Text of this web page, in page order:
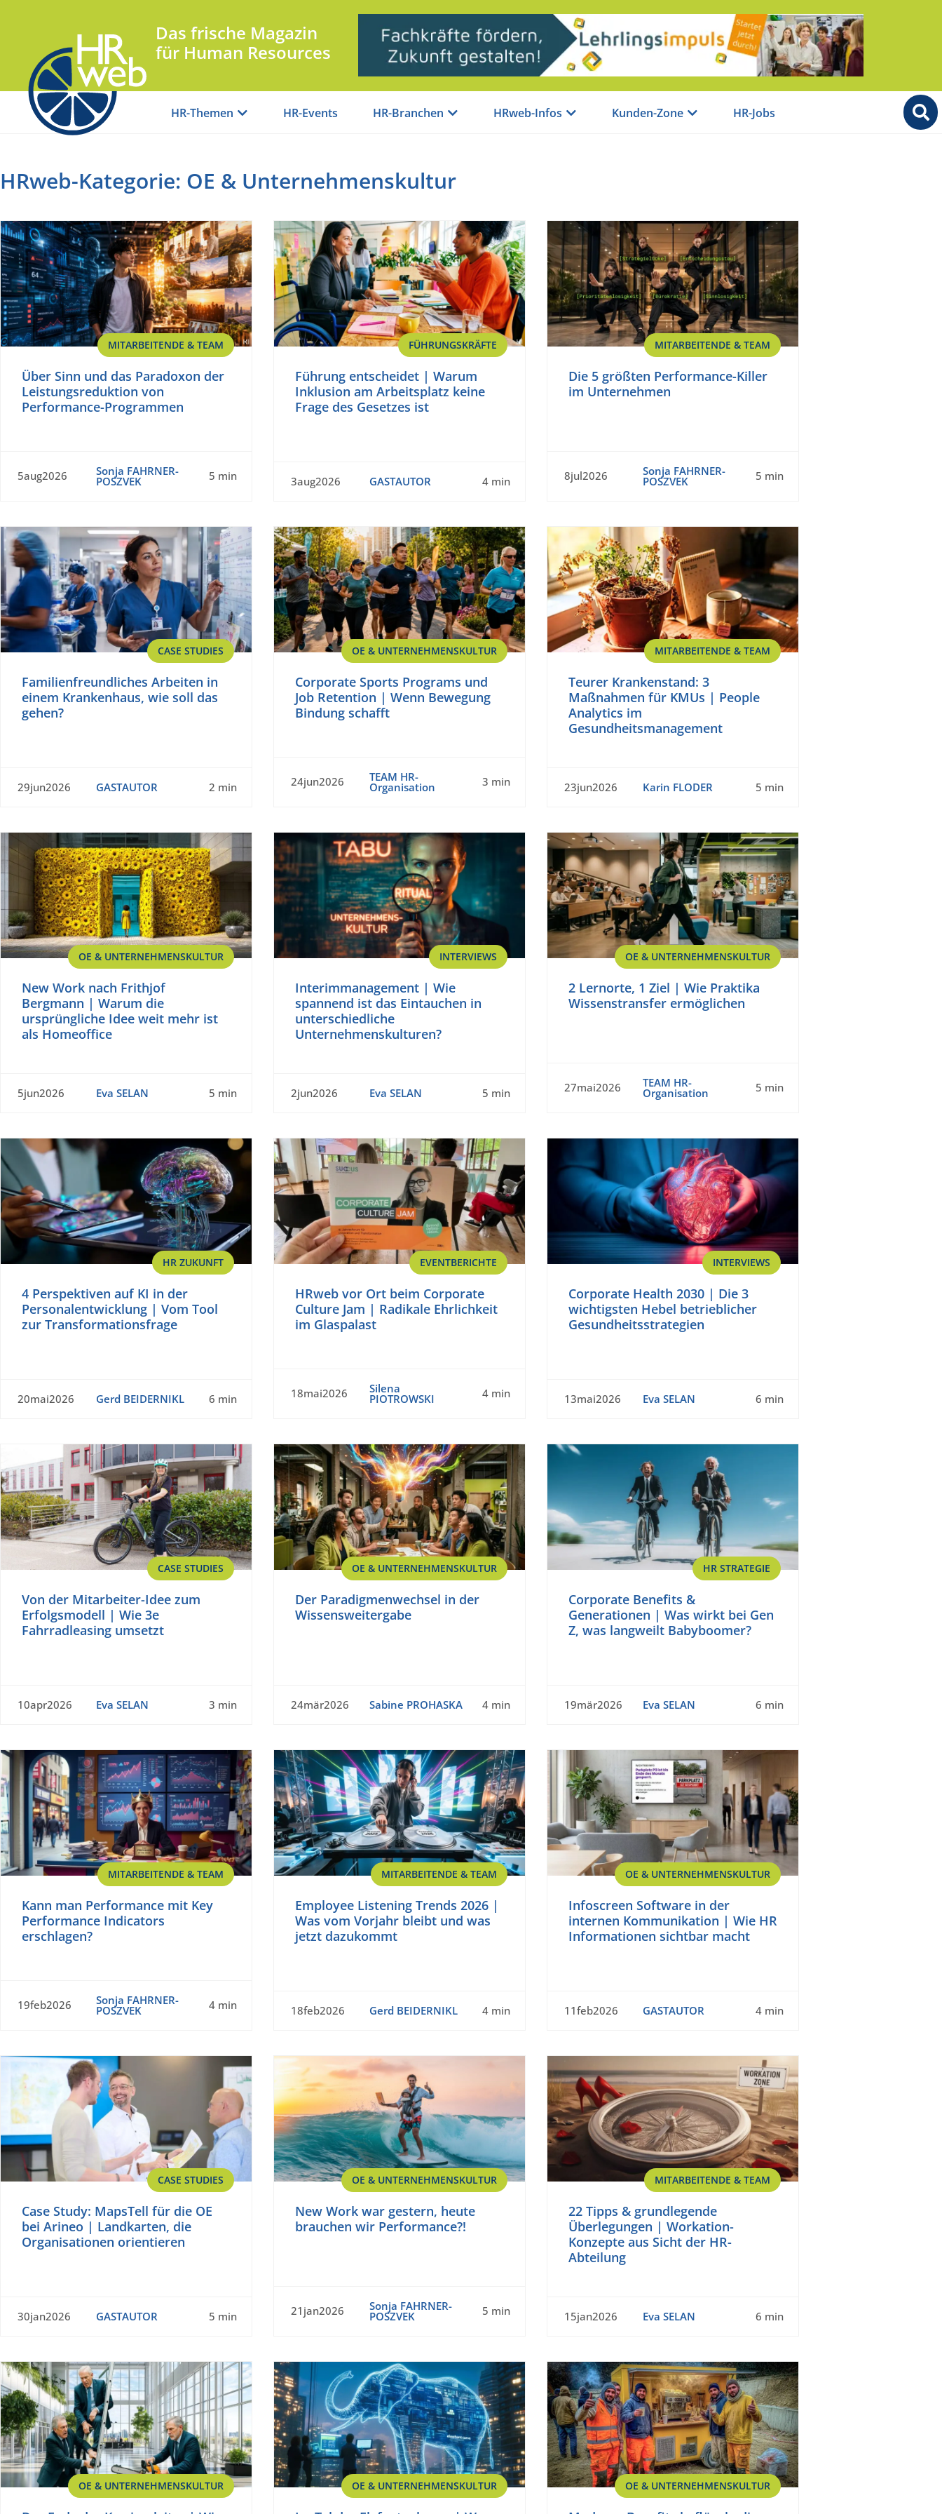
Das frische Magazin
für Human Resources
HR-Themen HR-Events HR-Branchen HRweb-Infos Kunden-Zone HR-Jobs
HRweb-Kategorie: OE & Unternehmenskultur
MITARBEITENDE & TEAM
Über Sinn und das Paradoxon der
Leistungsreduktion von
Performance-Programmen
5aug2026 Sonja FAHRNER-
POSZVEK 5 min
FÜHRUNGSKRÄFTE
Führung entscheidet | Warum
Inklusion am Arbeitsplatz keine
Frage des Gesetzes ist
3aug2026 GASTAUTOR 4 min
MITARBEITENDE & TEAM
Die 5 größten Performance-Killer
im Unternehmen
8jul2026 Sonja FAHRNER-
POSZVEK 5 min
CASE STUDIES
Familienfreundliches Arbeiten in
einem Krankenhaus, wie soll das
gehen?
29jun2026 GASTAUTOR 2 min
OE & UNTERNEHMENSKULTUR
Corporate Sports Programs und
Job Retention | Wenn Bewegung
Bindung schafft
24jun2026 TEAM HR-
Organisation 3 min
MITARBEITENDE & TEAM
Teurer Krankenstand: 3
Maßnahmen für KMUs | People
Analytics im
Gesundheitsmanagement
23jun2026 Karin FLODER 5 min
OE & UNTERNEHMENSKULTUR
New Work nach Frithjof
Bergmann | Warum die
ursprüngliche Idee weit mehr ist
als Homeoffice
5jun2026 Eva SELAN 5 min
INTERVIEWS
Interimmanagement | Wie
spannend ist das Eintauchen in
unterschiedliche
Unternehmenskulturen?
2jun2026 Eva SELAN 5 min
OE & UNTERNEHMENSKULTUR
2 Lernorte, 1 Ziel | Wie Praktika
Wissenstransfer ermöglichen
27mai2026 TEAM HR-
Organisation 5 min
HR ZUKUNFT
4 Perspektiven auf KI in der
Personalentwicklung | Vom Tool
zur Transformationsfrage
20mai2026 Gerd BEIDERNIKL 6 min
EVENTBERICHTE
HRweb vor Ort beim Corporate
Culture Jam | Radikale Ehrlichkeit
im Glaspalast
18mai2026 Silena
PIOTROWSKI 4 min
INTERVIEWS
Corporate Health 2030 | Die 3
wichtigsten Hebel betrieblicher
Gesundheitsstrategien
13mai2026 Eva SELAN 6 min
CASE STUDIES
Von der Mitarbeiter-Idee zum
Erfolgsmodell | Wie 3e
Fahrradleasing umsetzt
10apr2026 Eva SELAN 3 min
OE & UNTERNEHMENSKULTUR
Der Paradigmenwechsel in der
Wissensweitergabe
24mär2026 Sabine PROHASKA 4 min
HR STRATEGIE
Corporate Benefits &
Generationen | Was wirkt bei Gen
Z, was langweilt Babyboomer?
19mär2026 Eva SELAN 6 min
MITARBEITENDE & TEAM
Kann man Performance mit Key
Performance Indicators
erschlagen?
19feb2026 Sonja FAHRNER-
POSZVEK 4 min
MITARBEITENDE & TEAM
Employee Listening Trends 2026 |
Was vom Vorjahr bleibt und was
jetzt dazukommt
18feb2026 Gerd BEIDERNIKL 4 min
OE & UNTERNEHMENSKULTUR
Infoscreen Software in der
internen Kommunikation | Wie HR
Informationen sichtbar macht
11feb2026 GASTAUTOR 4 min
CASE STUDIES
Case Study: MapsTell für die OE
bei Arineo | Landkarten, die
Organisationen orientieren
30jan2026 GASTAUTOR 5 min
OE & UNTERNEHMENSKULTUR
New Work war gestern, heute
brauchen wir Performance?!
21jan2026 Sonja FAHRNER-
POSZVEK 5 min
MITARBEITENDE & TEAM
22 Tipps & grundlegende
Überlegungen | Workation-
Konzepte aus Sicht der HR-
Abteilung
15jan2026 Eva SELAN 6 min
OE & UNTERNEHMENSKULTUR OE & UNTERNEHMENSKULTUR OE & UNTERNEHMENSKULTUR